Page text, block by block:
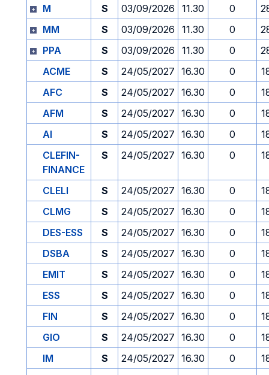
M
S 03/09/2026 11.30 0
MM
S 03/09/2026 11.30 0
PPA
S 03/09/2026 11.30 0
ACME
S 24/05/2027 16.30 0
AFC
S 24/05/2027 16.30 0
AFM
S 24/05/2027 16.30 0
AI
S 24/05/2027 16.30 0
CLEFIN-
FINANCE
S 24/05/2027 16.30 0
CLELI S 24/05/2027 16.30 0
CLMG
S 24/05/2027 16.30 0
DES-ESS
S 24/05/2027 16.30 0
DSBA
S 24/05/2027 16.30 0
EMIT
S 24/05/2027 16.30 0
ESS
S 24/05/2027 16.30 0
FIN
S 24/05/2027 16.30 0
GIO
S 24/05/2027 16.30 0
IM
S 24/05/2027 16.30 0